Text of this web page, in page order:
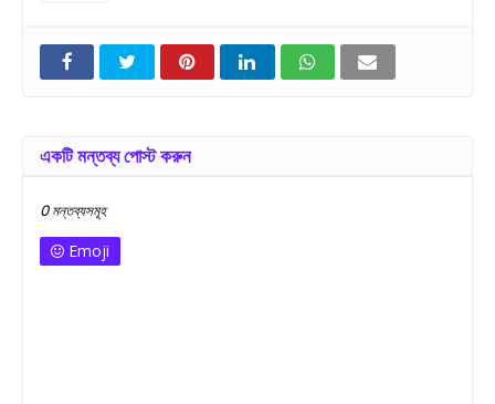
একটি মন্তব্য পোস্ট করুন
0 মন্তব্যসমূহ
Emoji